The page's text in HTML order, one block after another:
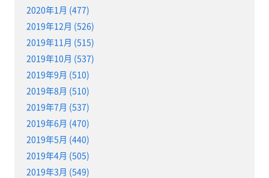
2020年1月 (477)
2019年12月 (526)
2019年11月 (515)
2019年10月 (537)
2019年9月 (510)
2019年8月 (510)
2019年7月 (537)
2019年6月 (470)
2019年5月 (440)
2019年4月 (505)
2019年3月 (549)